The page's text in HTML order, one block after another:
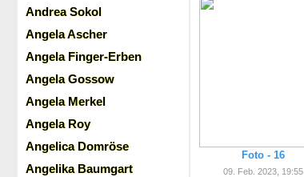
Andrea Sokol
Angela Ascher
Angela Finger-Erben
Angela Gossow
Angela Merkel
Angela Roy
Angelica Domröse
Angelika Baumgart
Foto - 16
09. Feb. 2023, 19:55